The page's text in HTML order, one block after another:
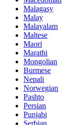
Malagasy
Malay
Malayalam
Maltese
Maori
Marathi
Mongolian
Burmese
Nepali
Norwegian
Pashto
Persian
Punjabi